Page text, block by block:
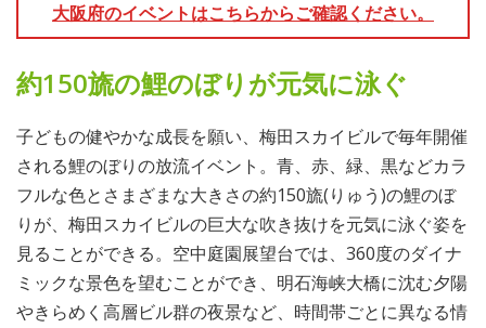
大阪府のイベントはこちらからご確認ください。
約150旒の鯉のぼりが元気に泳ぐ
子どもの健やかな成長を願い、梅田スカイビルで毎年開催
される鯉のぼりの放流イベント。青、赤、緑、黒などカラ
フルな色とさまざまな大きさの約150旒(りゅう)の鯉のぼ
りが、梅田スカイビルの巨大な吹き抜けを元気に泳ぐ姿を
見ることができる。空中庭園展望台では、360度のダイナ
ミックな景色を望むことができ、明石海峡大橋に沈む夕陽
やきらめく高層ビル群の夜景など、時間帯ごとに異なる情